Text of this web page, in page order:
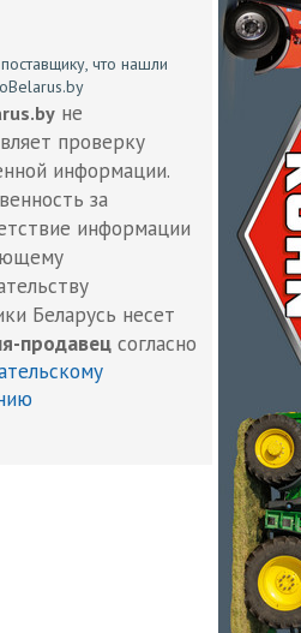
что нашли
не
проверку
информации.
за
информации
Беларусь несет
продавец согласно